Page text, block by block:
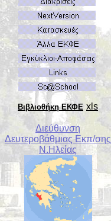
Βιβλιοθήκη ΕΚΦΕ xls
Διεύθυνση
Δευτεροβάθμιας Εκπ/σης
Ν.Ηλείας